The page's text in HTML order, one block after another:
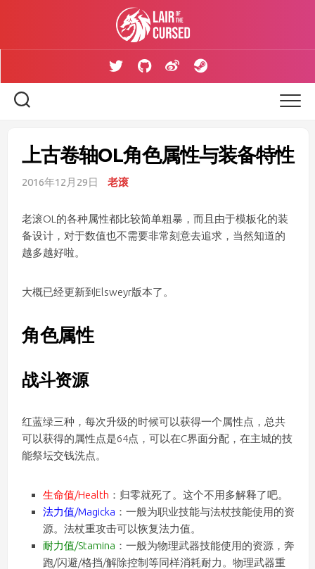
上古卷轴OL角色属性与装备特性
2016年12月29日 老滚
老滚OL的各种属性都比较简单粗暴，而且由于模板化的装
备设计，对于数值也不需要非常刻意去追求，当然知道的
越多越好啦。
大概已经更新到Elsweyr版本了。
角色属性
战斗资源
红蓝绿三种，每次升级的时候可以获得一个属性点，总共
可以获得的属性点是64点，可以在C界面分配，在主城的技
能祭坛交钱洗点。
生命值/Health ：归零就死了。这个不用多解释了吧。
法力值/Magicka ：一般为职业技能与法杖技能使用的资
源。法杖重攻击可以恢复法力值。
耐力值/Stamina ：一般为物理武器技能使用的资源，奔
跑/闪避/格挡/解除控制等同样消耗耐力。物理武器重